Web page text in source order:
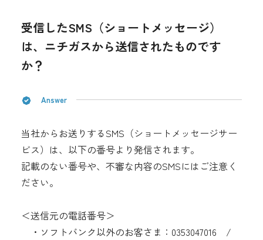
都市ガス＋でんき
シミュレーション
LPガス
お問い合わせ先
English
受信したSMS（ショートメッセージ）
は、ニチガスから送信されたものです
か？
Answer
当社からお送りするSMS（ショートメッセージサー
ビス）は、以下の番号より発信されます。
記載のない番号や、不審な内容のSMSにはご注意く
ださい。
＜送信元の電話番号＞
・ソフトバンク以外のお客さま：0353047016 /